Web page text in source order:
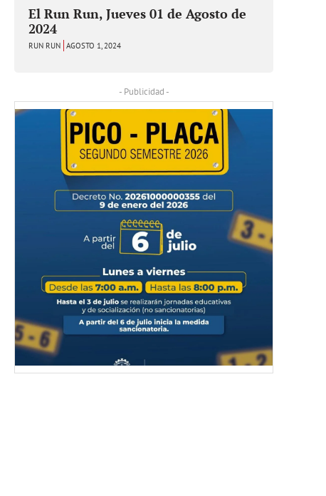
El Run Run, Jueves 01 de Agosto de
2024
RUN RUN AGOSTO 1, 2024
- Publicidad -